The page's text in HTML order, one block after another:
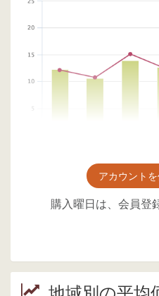
アカウントを
購入曜日は、会員登